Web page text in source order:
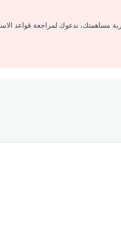
مساهمتك، ندعوك لمراجعة قواعد